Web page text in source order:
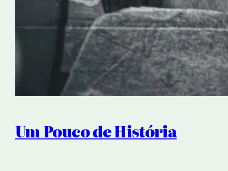
Um Pouco de História